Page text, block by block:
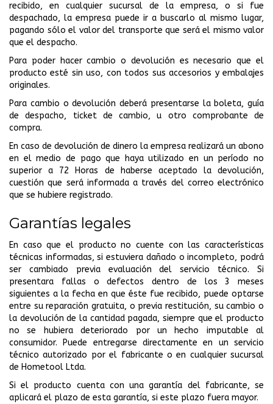
recibido, en cualquier sucursal de la empresa, o si fue
despachado, la empresa puede ir a buscarlo al mismo lugar,
pagando sólo el valor del transporte que será el mismo valor
que el despacho.
Para poder hacer cambio o devolución es necesario que el
producto esté sin uso, con todos sus accesorios y embalajes
originales.
Para cambio o devolución deberá presentarse la boleta, guía
de despacho, ticket de cambio, u otro comprobante de
compra.
En caso de devolución de dinero la empresa realizará un abono
en el medio de pago que haya utilizado en un período no
superior a 72 Horas de haberse aceptado la devolución,
cuestión que será informada a través del correo electrónico
que se hubiere registrado.
Garantías legales
En caso que el producto no cuente con las características
técnicas informadas, si estuviera dañado o incompleto, podrá
ser cambiado previa evaluación del servicio técnico. Si
presentara fallas o defectos dentro de los 3 meses
siguientes a la fecha en que éste fue recibido, puede optarse
entre su reparación gratuita, o previa restitución, su cambio o
la devolución de la cantidad pagada, siempre que el producto
no se hubiera deteriorado por un hecho imputable al
consumidor. Puede entregarse directamente en un servicio
técnico autorizado por el fabricante o en cualquier sucursal
de Hometool Ltda.
Si el producto cuenta con una garantía del fabricante, se
aplicará el plazo de esta garantía, si este plazo fuera mayor.